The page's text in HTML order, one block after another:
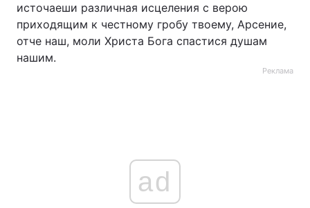
источаеши различная исцеления с верою
приходящим к честному гробу твоему, Арсение,
отче наш, моли Христа Бога спастися душам
нашим.
Реклама
ad